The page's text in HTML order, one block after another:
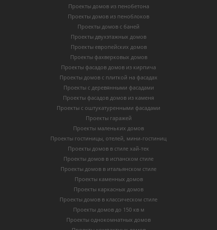
Проекты домов из пенобетона
Проекты домов из пеноблоков
Проекты домов с баней
Проекты двухэтажных домов
Проекты европейских домов
Проекты фахверковых домов
Проекты фасадов домов из кирпича
Проекты домов с плиткой на фасадах
Проекты с деревянными фасадами
Проекты фасадов домов из каменя
Проекты с оштукатуренными фасадами
Проекты гаражей
Проекты маленьких домов
Проекты гостиницы, отелей, мини-гостиниц
Проекты домов в стиле хай-тек
Проекты домов в испанском стиле
Проекты домов в итальянском стиле
Проекты каменных домов
Проекты каркасных домов
Проекты домов в классическом стиле
Проекты домов до 150 кв м
Проекты однокомнатных домов